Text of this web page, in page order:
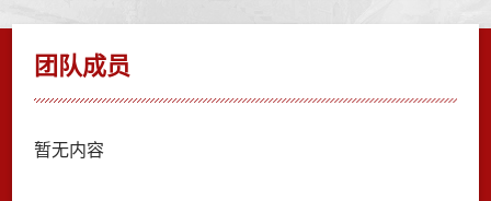
团队成员
暂无内容